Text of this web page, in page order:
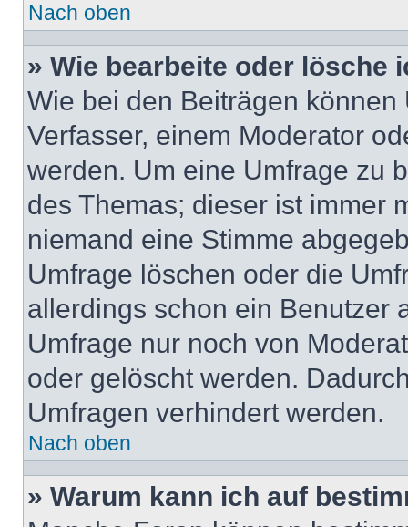
Nach oben
» Wie bearbeite oder lösche
Wie bei den Beiträgen
Verfasser, einem Moderator
werden. Um eine Umfrage zu
des Themas; dieser ist immer
niemand eine Stimme
Umfrage löschen oder die
allerdings schon ein Benutzer
Umfrage nur noch von
oder gelöscht werden.
Umfragen verhindert werden.
Nach oben
» Warum kann ich auf